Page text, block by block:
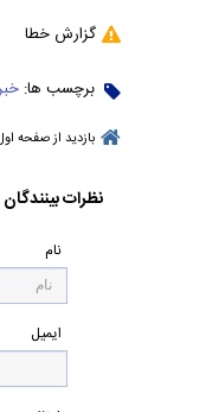
گزارش خطا
برچسب ها:
بازدید از صفحه
نظرات بینندگان
نام
ایمیل